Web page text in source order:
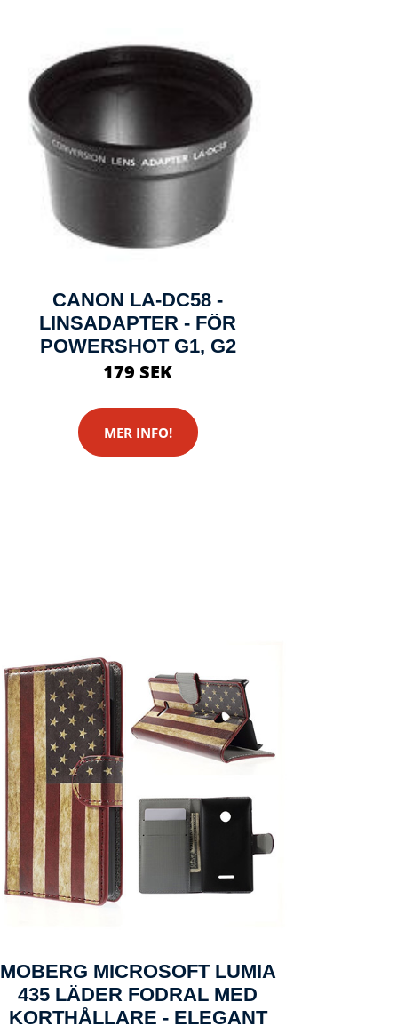
CANON LA-DC58 -
LINSADAPTER - FÖR
POWERSHOT G1, G2
179 SEK
MER INFO!
MOBERG MICROSOFT LUMIA
435 LÄDER FODRAL MED
KORTHÅLLARE - ELEGANT